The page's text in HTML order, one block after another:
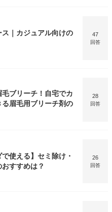
｜カジュアル向けの
47
回答
ブリーチ！自宅でカ
る眉毛用ブリーチ剤の
28
回答
で使える】セミ除け・
すすめは？
26
回答